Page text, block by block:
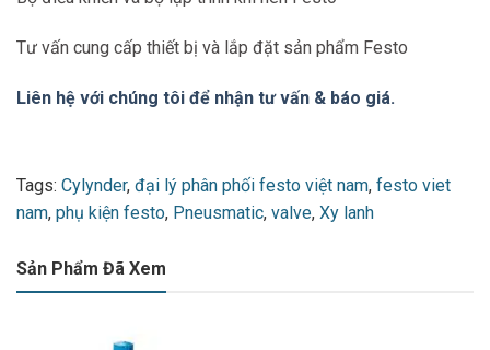
Tư vấn cung cấp thiết bị và lắp đặt sản phẩm Festo
Liên hệ với chúng tôi để nhận tư vấn & báo giá.
Tags: Cylynder, đại lý phân phối festo việt nam, festo viet
nam, phụ kiện festo, Pneusmatic, valve, Xy lanh
Sản Phẩm Đã Xem